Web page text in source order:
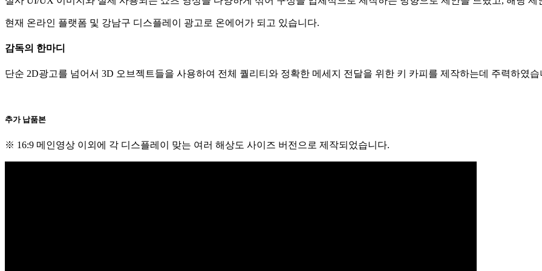
현재 온라인 플랫폼 및 강남구 디스플레이 광고로 온에어가 되고 있습니다.
감독의 한마디
단순 2D광고를 넘어서 3D 오브젝트들을 사용하여 전체 퀄리티와 정확한 메세지 전달을 위한 키 카피를 제작하는데 주력하였습
추가 납품본
※ 16:9 메인영상 이외에 각 디스플레이 맞는 여러 해상도 사이즈 버전으로 제작되었습니다.